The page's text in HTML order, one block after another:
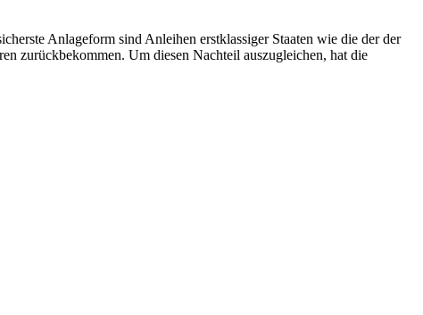
Anlageform sind Anleihen erstklassiger Staaten wie die der der
zurückbekommen. Um diesen Nachteil auszugleichen, hat die